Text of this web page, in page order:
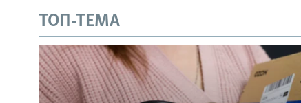
ТОП-ТЕМА